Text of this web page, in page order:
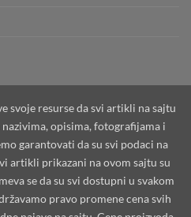
svoje resurse da svi artikli na sajtu
opisima, fotografijama i
garantovati da su svi podaci na
artikli prikazani na ovom sajtu su
se da su svi dostupni u svakom
pravo promene cena svih